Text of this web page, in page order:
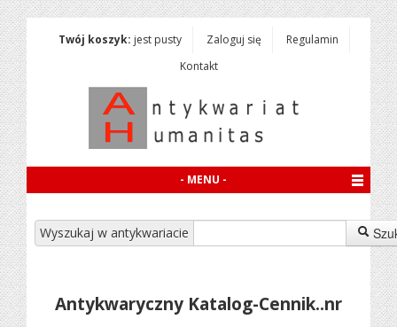
Twój koszyk: jest pusty Zaloguj się
Regulamin
Kontakt
- MENU -
Wyszukaj w antykwariacie
Antykwaryczny Katalog-Cennik..nr